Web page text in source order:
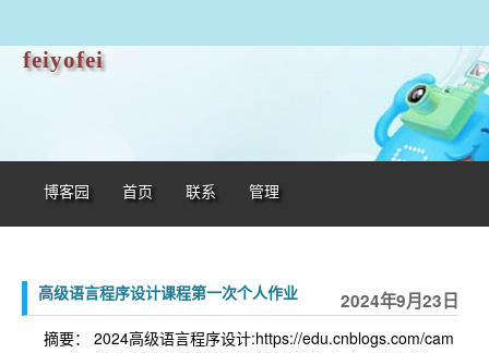
feiyofei
博客园 首页 联系 管理
2024年9月23日
高级语言程序设计课程第一次个人作业
摘要： 2024高级语言程序设计:https://edu.cnblogs.com/cam